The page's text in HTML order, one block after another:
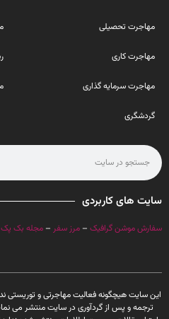
مهاجرت تحصیلی
مهاجرت کاری
مهاجرت سرمایه گذاری
گردشگری
سایت های کاربردی
سفارش موشن گرافیک – مرز سفر – مجله بک پک
این سایت هیچگونه فعالیت مهاجرتی و توریستی
ترجمه و پس از گردآوری در سایت منتشر می